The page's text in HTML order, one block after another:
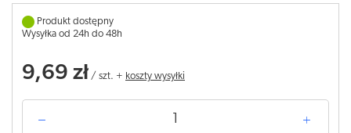
Produkt dostępny
Wysyłka od 24h do 48h
9,69 zł / szt. + koszty wysyłki